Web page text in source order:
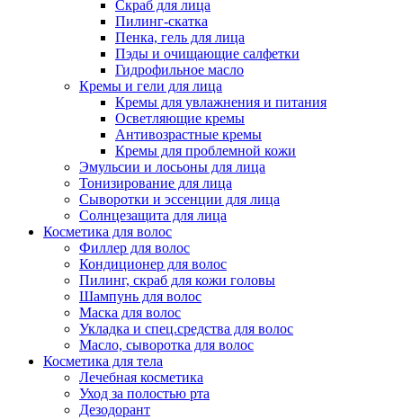
Скраб для лица
Пилинг-скатка
Пенка, гель для лица
Пэды и очищающие салфетки
Гидрофильное масло
Кремы и гели для лица
Кремы для увлажнения и питания
Осветляющие кремы
Антивозрастные кремы
Кремы для проблемной кожи
Эмульсии и лосьоны для лица
Тонизирование для лица
Сыворотки и эссенции для лица
Солнцезащита для лица
Косметика для волос
Филлер для волос
Кондиционер для волос
Пилинг, скраб для кожи головы
Шампунь для волос
Маска для волос
Укладка и спец.средства для волос
Масло, сыворотка для волос
Косметика для тела
Лечебная косметика
Уход за полостью рта
Дезодорант